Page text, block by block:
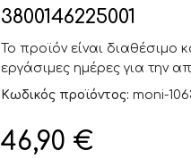
3800146225001
Το προϊόν είναι διαθέσιμο
εργάσιμες ημέρες για την
Κωδικός προϊόντος: moni-
46,90 €